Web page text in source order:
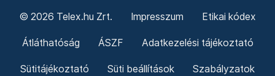
© 2026 Telex.hu Zrt. Impresszum Etikai kódex
Átláthatóság ÁSZF Adatkezelési tájékoztató
Sütitájékoztató Süti beállítások Szabályzatok